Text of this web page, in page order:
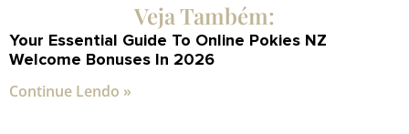
Veja Também:
Your Essential Guide To Online Pokies NZ
Welcome Bonuses In 2026
Continue Lendo »